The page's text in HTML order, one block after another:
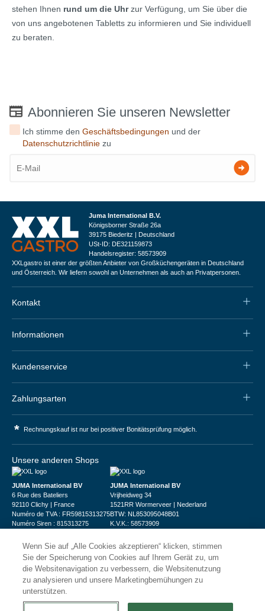
stehen Ihnen rund um die Uhrzur Verfügung, um Sie über die
von uns angebotenen Tabletts zu informieren und Sie individuell
zu beraten.
Abonnieren Sie unseren Newsletter
Ich stimme denGeschäftsbedingungen und der
Datenschutzrichtlinie zu
Juma International B.V.
Königsborner Straße 26a
39175 Biederitz | Deutschland
USt-ID: DE321159873
Handelsregister: 58573909
XXLgastro ist einer der größten Anbieter von Großküchengeräten in Deutschland
und Österreich. Wir liefern sowohl an Unternehmen als auch an Privatpersonen.
Kontakt
Informationen
Kundenservice
Zahlungsarten
* Rechnungskauf ist nur bei positiver Bonitätsprüfung möglich.
Unsere anderen Shops
JUMA International BV
6 Rue des Bateliers
92110 Clichy | France
Numéro de TVA : FR59815313275
Numéro Siren : 815313275
JUMA International BV
Vrijheidweg 34
1521RR Wormerveer | Nederland
BTW: NL853095048B01
K.V.K.: 58573909
© 2026XXLgastro
Wenn Sie auf „Alle Cookies akzeptieren“ klicken, stimmen
Sie der Speicherung von Cookies auf Ihrem Gerät zu, um
die Websitenavigation zu verbessern, die Websitenutzung
zu analysieren und unsere Marketingbemühungen zu
unterstützen.